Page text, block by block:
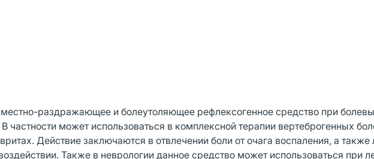
раздражающее и болеутоляющее рефлексогенное средство при
частности может использоваться в комплексной терапии вертеброгенных
Действие заключаются в отвлечении боли от очага воспаления, а также
Также в неврологии данное средство может использоваться при